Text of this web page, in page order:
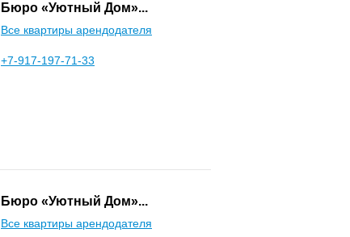
Бюро «Уютный Дом»...
Все квартиры арендодателя
+7-917-197-71-33
Бюро «Уютный Дом»...
Все квартиры арендодателя